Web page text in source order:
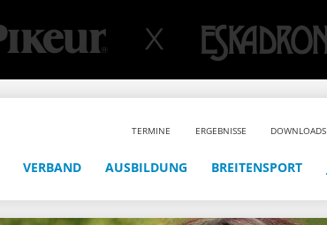
TERMINE ERGEBNISSE DOWNLOADS
VERBAND AUSBILDUNG BREITENSPORT